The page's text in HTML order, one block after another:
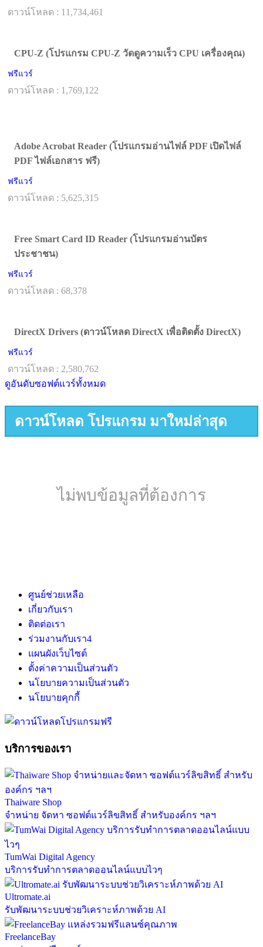
ดาวน์โหลด : 11,734,461
CPU-Z (โปรแกรม CPU-Z วัดดูความเร็ว CPU เครื่องคุณ)
ฟรีแวร์
ดาวน์โหลด : 1,769,122
Adobe Acrobat Reader (โปรแกรมอ่านไฟล์ PDF เปิดไฟล์
PDF ไฟล์เอกสาร ฟรี)
ฟรีแวร์
ดาวน์โหลด : 5,625,315
Free Smart Card ID Reader (โปรแกรมอ่านบัตร
ประชาชน)
ฟรีแวร์
ดาวน์โหลด : 68,378
DirectX Drivers (ดาวน์โหลด DirectX เพื่อติดตั้ง DirectX)
ฟรีแวร์
ดาวน์โหลด : 2,580,762
ดูอันดับซอฟต์แวร์ทั้งหมด
ดาวน์โหลด โปรแกรม มาใหม่ล่าสุด
ไม่พบข้อมูลที่ต้องการ
ศูนย์ช่วยเหลือ
เกี่ยวกับเรา
ติดต่อเรา
ร่วมงานกับเรา4
แผนผังเว็บไซต์
ตั้งค่าความเป็นส่วนตัว
นโยบายความเป็นส่วนตัว
นโยบายคุกกี้
บริการของเรา
Thaiware Shop
จำหน่าย จัดหา ซอฟต์แวร์ลิขสิทธิ์ สำหรับองค์กร ฯลฯ
TumWai Digital Agency
บริการรับทำการตลาดออนไลน์แบบไวๆ
Ultromate.ai
รับพัฒนาระบบช่วยวิเคราะห์ภาพด้วย AI
FreelanceBay